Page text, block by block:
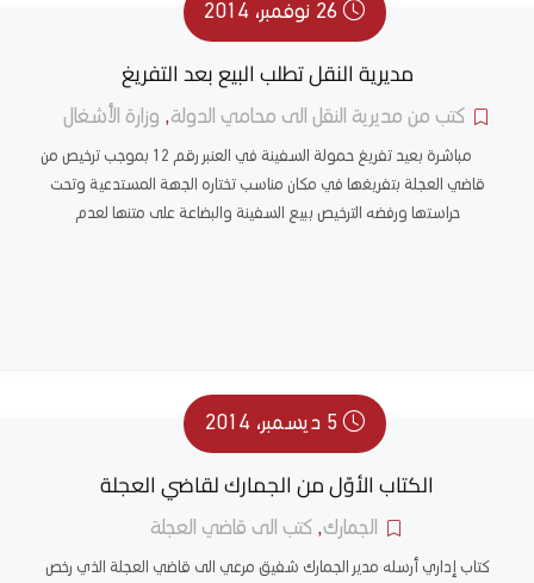
26 نوفمبر، 2014
مديرية النقل تطلب البيع بعد التفريغ
كتب من مديرية النقل الى محامي الدولة, وزارة الأشغال
مباشرة بعيد تفريغ حمولة السفينة في العنبر رقم 12 بموجب ترخيص من
قاضي العجلة بتفريغها في مكان مناسب تختاره الجهة المستدعية وتحت
حراستها ورفضه الترخيص ببيع السفينة والبضاعة على متنها لعدم
5 ديسمبر، 2014
الكتاب الأوّل من الجمارك لقاضي العجلة
الجمارك, كتب الى قاضي العجلة
كتاب إداري أرسله مدير الجمارك شفيق مرعي الى قاضي العجلة الذي رخص